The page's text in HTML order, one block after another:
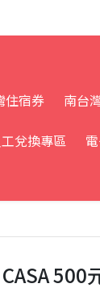
住宿券 南台
兌換專區
500